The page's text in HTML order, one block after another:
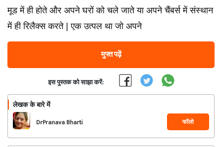
मूड में ही होते और अपने घरों को चले जाते या अपने चैंबर्स में संस्थान
में ही रिलैक्स करते | एक उत्पल था जो अपने
मुफ्त पढ़ें
इस पुस्तक को साझा करें:
लेखक के बारे में
DrPranava Bharti फॉलो